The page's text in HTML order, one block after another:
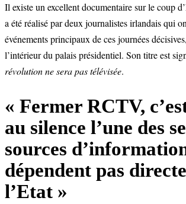
Il existe un excellent documentaire sur le coup
a été réalisé par deux journalistes irlandais qui
événements principaux de ces journées
l’intérieur du palais présidentiel. Son titre est
révolution ne sera pas télévisée.
« Fermer RCTV,
au silence l’une des
sources
dépendent pas
l’Etat »